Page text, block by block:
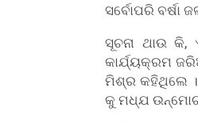
ସର୍ବୋପରି
ସୂଚନା ଥାଉ କି,
କାର୍ଯ୍ୟକ୍ରମ
ମିଶ୍ର କହିଥିଲେ ।
କୁ ମଧ୍ଯ